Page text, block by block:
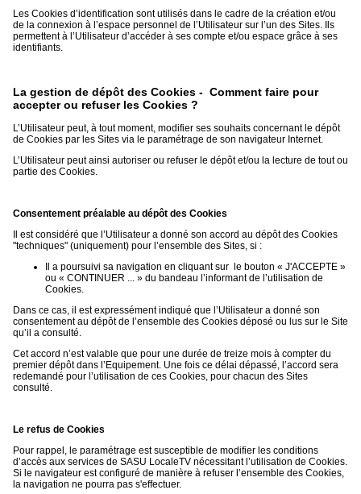
Les Cookies d’identification sont utilisés dans le cadre de la création et/ou
de la connexion à l’espace personnel de l’Utilisateur sur l’un des Sites. Ils
permettent à l’Utilisateur d’accéder à ses compte et/ou espace grâce à ses
identifiants.
La gestion de dépôt des Cookies - Comment faire pour
accepter ou refuser les Cookies ?
L’Utilisateur peut, à tout moment, modifier ses souhaits concernant le dépôt
de Cookies par les Sites via le paramétrage de son navigateur Internet.
L’Utilisateur peut ainsi autoriser ou refuser le dépôt et/ou la lecture de tout ou
partie des Cookies.
Consentement préalable au dépôt des Cookies
Il est considéré que l’Utilisateur a donné son accord au dépôt des Cookies
"techniques" (uniquement) pour l’ensemble des Sites, si :
Il a poursuivi sa navigation en cliquant sur le bouton « J'ACCEPTE »
ou « CONTINUER ... » du bandeau l’informant de l’utilisation de
Cookies.
Dans ce cas, il est expressément indiqué que l’Utilisateur a donné son
consentement au dépôt de l’ensemble des Cookies déposé ou lus sur le Site
qu’il a consulté.
Cet accord n’est valable que pour une durée de treize mois à compter du
premier dépôt dans l’Equipement. Une fois ce délai dépassé, l’accord sera
redemandé pour l’utilisation de ces Cookies, pour chacun des Sites
consulté.
Le refus de Cookies
Pour rappel, le paramétrage est susceptible de modifier les conditions
d’accès aux services de SASU LocaleTV nécessitant l’utilisation de Cookies.
Si le navigateur est configuré de manière à refuser l’ensemble des Cookies,
la navigation ne pourra pas s'effectuer.